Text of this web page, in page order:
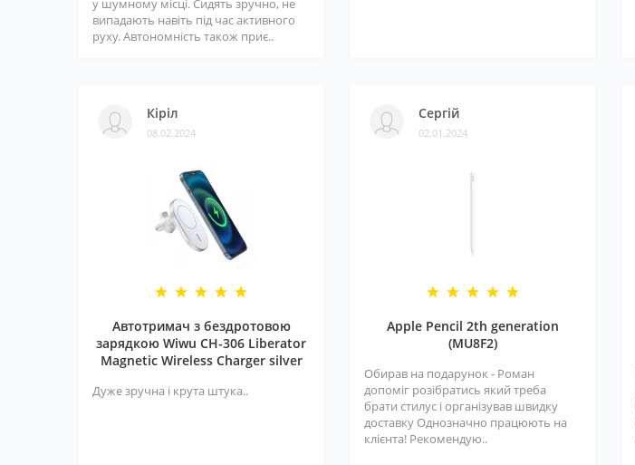
у шумному місці. Сидять зручно, не
випадають навіть під час активного
руху. Автономність також приє..
Кіріл
08.02.2024
Автотримач з бездротовою
зарядкою Wiwu CH-306 Liberator
Magnetic Wireless Charger silver
Дуже зручна і крута штука..
Сергій
02.01.2024
Apple Pencil 2th generation
(MU8F2)
Обирав на подарунок - Роман
допоміг розібратись який треба
брати стилус і організував швидку
доставку Однозначно працюють на
клієнта! Рекомендую..